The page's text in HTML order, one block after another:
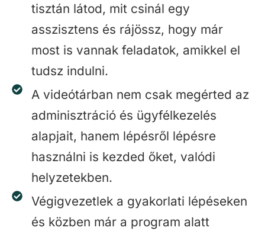
tisztán látod, mit csinál egy
asszisztens és rájössz, hogy már
most is vannak feladatok, amikkel el
tudsz indulni.
A videótárban nem csak megérted az
adminisztráció és ügyfélkezelés
alapjait, hanem lépésről lépésre
használni is kezded őket, valódi
helyzetekben.
Végigvezetlek a gyakorlati lépéseken
és közben már a program alatt